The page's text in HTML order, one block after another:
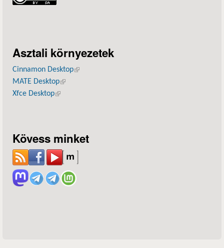
Asztali környezetek
Cinnamon Desktop(külső hivatkozás)
MATE Desktop(külső hivatkozás)
Xfce Desktop(külső hivatkozás)
Kövess minket